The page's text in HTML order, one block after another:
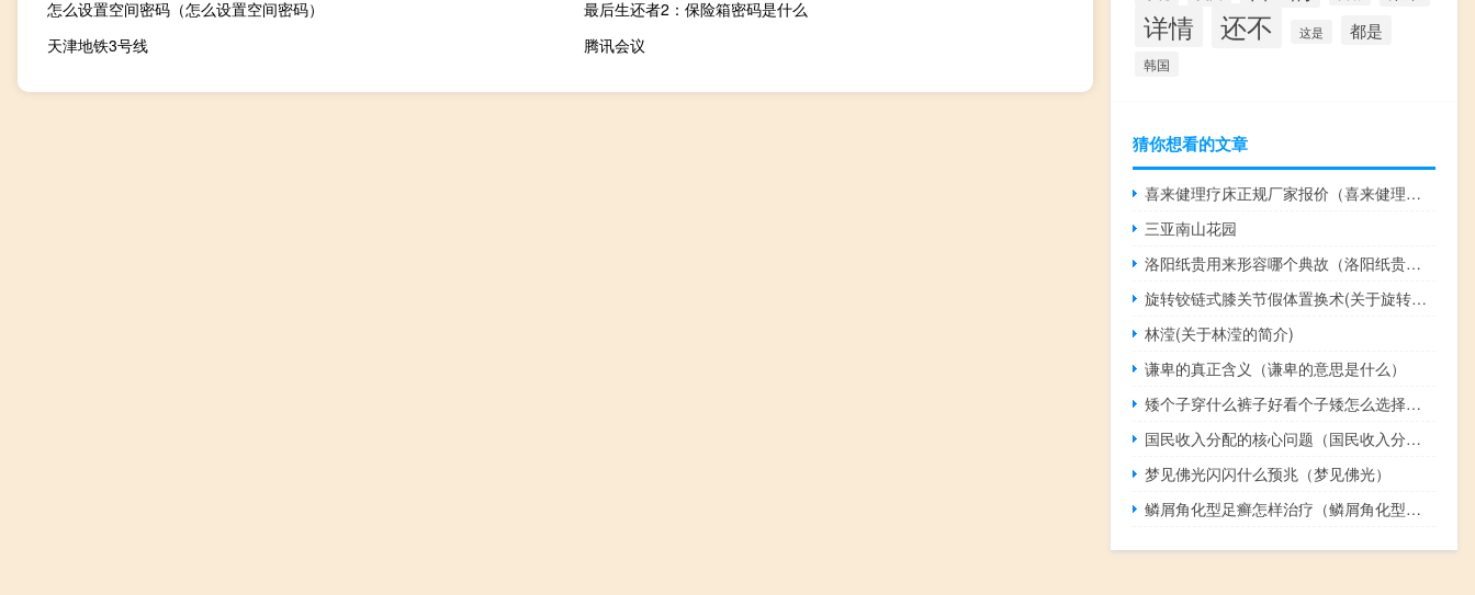
怎么设置空间密码（怎么设置空间密码）
最后生还者2：保险箱密码是什么
天津地铁3号线
腾讯会议
详情 还不 这是 都是
韩国
猜你想看的文章
喜来健理疗床正规厂家报价（喜来健理疗床骗局）
三亚南山花园
洛阳纸贵用来形容哪个典故（洛阳纸贵的意思和典故比喻著作有价值流传广）
旋转铰链式膝关节假体置换术(关于旋转铰链式膝关节假体置换术的简介)
林滢(关于林滢的简介)
谦卑的真正含义（谦卑的意思是什么）
矮个子穿什么裤子好看个子矮怎么选择裤子（了解一下）
国民收入分配的核心问题（国民收入分配）
梦见佛光闪闪什么预兆（梦见佛光）
鳞屑角化型足癣怎样治疗（鳞屑角化型足癣怎么治疗）